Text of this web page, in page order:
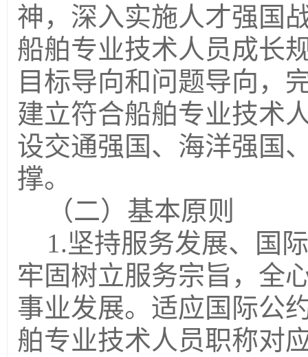
神，深入实施人才强国
船舶专业技术人员成长
目标导向和问题导向，
建立符合船舶专业技术
设交通强国、海洋强国
撑。
（二）基本原则
1.坚持服务发展、国
牢固树立服务宗旨，全
事业发展。适应国际公
舶专业技术人员职称对